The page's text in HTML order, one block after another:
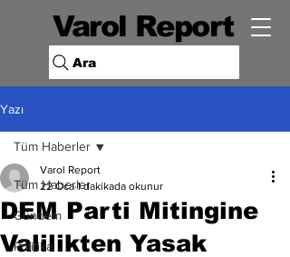
Varol Report
Ara
Yazı
Tüm Haberler
Gündem
Politika
Tüm Haberler
DEM Parti Mitingine
Valilikten Yasak
Varol Report
22 Oca 1 dakikada okunur